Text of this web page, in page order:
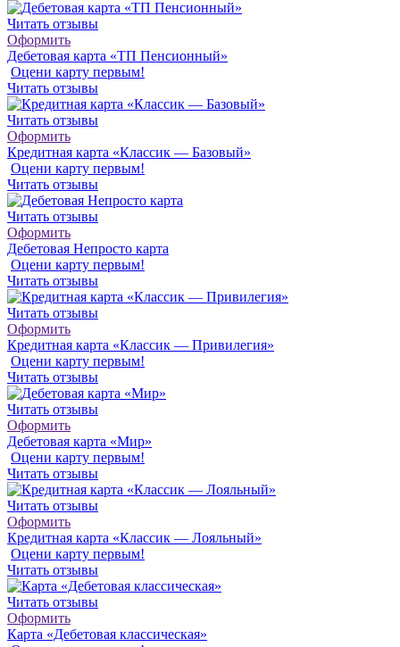
Читать отзывы
Оформить
Дебетовая карта «ТП Пенсионный»
Оцени карту первым!
Читать отзывы
Читать отзывы
Оформить
Кредитная карта «Классик — Базовый»
Оцени карту первым!
Читать отзывы
Читать отзывы
Оформить
Дебетовая Непросто карта
Оцени карту первым!
Читать отзывы
Читать отзывы
Оформить
Кредитная карта «Классик — Привилегия»
Оцени карту первым!
Читать отзывы
Читать отзывы
Оформить
Дебетовая карта «Мир»
Оцени карту первым!
Читать отзывы
Читать отзывы
Оформить
Кредитная карта «Классик — Лояльный»
Оцени карту первым!
Читать отзывы
Читать отзывы
Оформить
Карта «Дебетовая классическая»